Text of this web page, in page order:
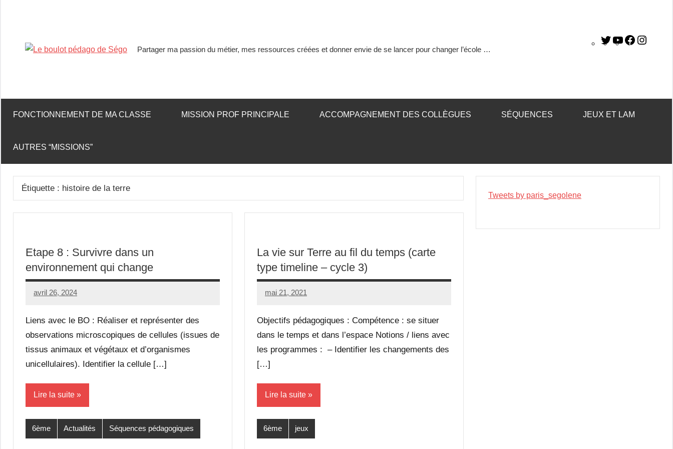
pédago
Ségo
Partager ma passion du métier, mes ressources créées et donner envie de se lancer pour changer l’école …
FONCTIONNEMENT DE MA CLASSE MISSION PROF PRINCIPALE ACCOMPAGNEMENT DES COLLÈGUES SÉQUENCES JEUX ET LAM
AUTRES “MISSIONS”
Étiquette : histoire de la terre
Etape 8 : Survivre dans un
environnement qui change
avril 26, 2024
Seg0_La_Vraie
Aucun
Liens avec le BO : Réaliser et représenter des
observations microscopiques de cellules (issues de
tissus animaux et végétaux et d’organismes
unicellulaires). Identifier la cellule […]
Lire la suite
6ème Actualités Séquences pédagogiques
La vie sur Terre au fil du temps (carte
type timeline – cycle 3)
mai 21, 2021
Seg0_La_Vraie
4
Objectifs pédagogiques : Compétence : se situer
dans le temps et dans l’espace Notions / liens avec
les programmes : – Identifier les changements des
[…]
Lire la suite
6ème jeux
Tweets by paris_segolene